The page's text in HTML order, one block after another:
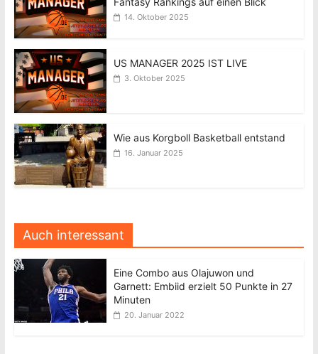
14. Oktober 2025
US MANAGER 2025 IST LIVE
3. Oktober 2025
Wie aus Korgboll Basketball entstand
16. Januar 2025
Auch interessant
Eine Combo aus Olajuwon und
Garnett: Embiid erzielt 50 Punkte in 27
Minuten
20. Januar 2022